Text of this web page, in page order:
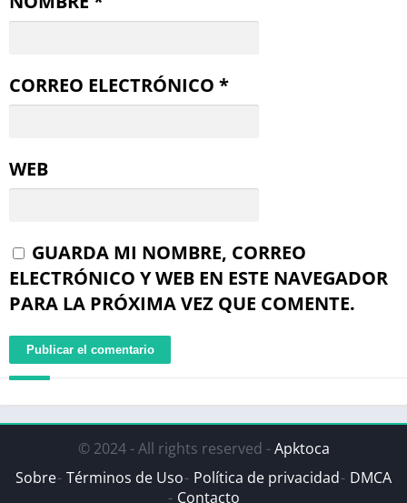
CORREO ELECTRÓNICO *
WEB
GUARDA MI NOMBRE, CORREO
ELECTRÓNICO Y WEB EN ESTE NAVEGADOR
PARA LA PRÓXIMA VEZ QUE COMENTE.
© 2024 - All rights reserved -Apktoca
Sobre Términos de Uso Política de privacidad DMCA
Contacto